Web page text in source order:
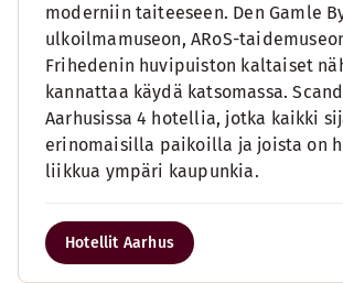
moderniin taiteeseen. Den Gamle
ulkoilmamuseon, ARoS-
Frihedenin huvipuiston kaltaiset
kannattaa käydä katsomassa.
Aarhusissa 4 hotellia, jotka kaikki
erinomaisilla paikoilla ja joista on
liikkua ympäri kaupunkia.
Hotellit Aarhus